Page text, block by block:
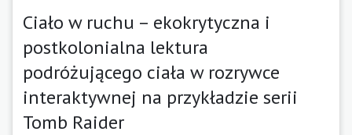
Ciało w ruchu – ekokrytyczna i
postkolonialna lektura
podróżującego ciała w rozrywce
interaktywnej na przykładzie serii
Tomb Raider